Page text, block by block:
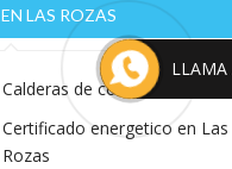
EN LAS ROZAS
Calderas de condensacion
Certificado energetico en Las
Rozas